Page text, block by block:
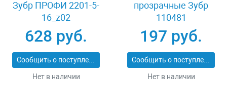
Зубр ПРОФИ 2201-5-
16_z02
628 руб.
Сообщить о поступлении
Нет в наличии
прозрачные Зубр
110481
197 руб.
Сообщить о поступлении
Нет в наличии